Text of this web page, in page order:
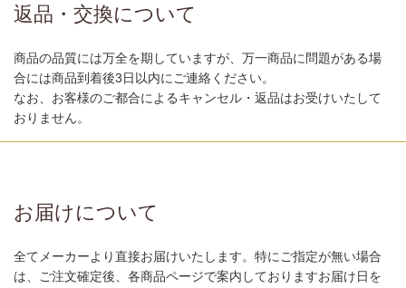
返品・交換について
商品の品質には万全を期していますが、万一商品に問題がある場
合には商品到着後3日以内にご連絡ください。
なお、お客様のご都合によるキャンセル・返品はお受けいたして
おりません。
お届けについて
全てメーカーより直接お届けいたします。特にご指定が無い場合
は、ご注文確定後、各商品ページで案内しておりますお届け日を